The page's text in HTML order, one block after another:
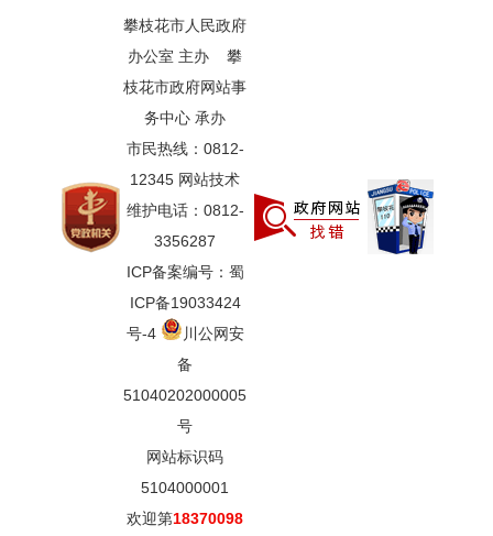
攀枝花市人民政府
办公室 主办 攀
枝花市政府网站事
务中心 承办
市民热线：0812-
12345 网站技术
维护电话：0812-
3356287
ICP备案编号：蜀
ICP备19033424
号-4
川公网安
备
51040202000005
号
网站标识码
5104000001
欢迎第18370098